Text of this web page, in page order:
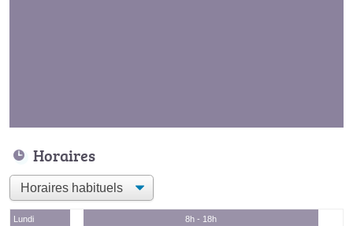
Horaires
Lundi
8h - 18h